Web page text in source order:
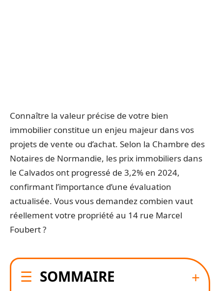
Connaître la valeur précise de votre bien
immobilier constitue un enjeu majeur dans vos
projets de vente ou d’achat. Selon la Chambre des
Notaires de Normandie, les prix immobiliers dans
le Calvados ont progressé de 3,2% en 2024,
confirmant l’importance d’une évaluation
actualisée. Vous vous demandez combien vaut
réellement votre propriété au 14 rue Marcel
Foubert ?
SOMMAIRE